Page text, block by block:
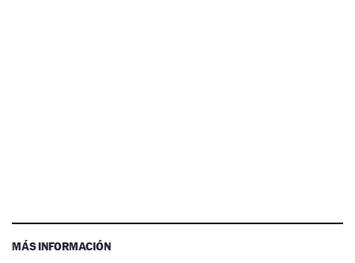
MÁS INFORMACIÓN